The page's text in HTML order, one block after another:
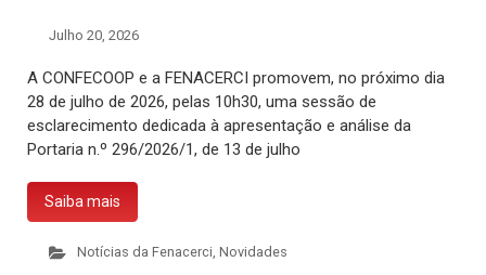
Julho 20, 2026
A CONFECOOP e a FENACERCI promovem, no próximo dia
28 de julho de 2026, pelas 10h30, uma sessão de
esclarecimento dedicada à apresentação e análise da
Portaria n.º 296/2026/1, de 13 de julho
Saiba mais
Notícias da Fenacerci, Novidades